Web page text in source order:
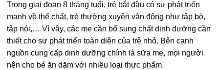
Trong giai đoạn 8 tháng tuổi, trẻ bắt đầu có sự phát triển
mạnh về thể chất, trẻ thường xuyên vận động như tập bò,
tập nói,… Vì vậy, các mẹ cần bổ sung chất dinh dưỡng cần
thiết cho sự phát triển toàn diện của trẻ nhỏ. Bên cạnh
nguồn cung cấp dinh dưỡng chính là sữa mẹ, mọi người
nên cho bé ăn dặm với nhiều loại thực phẩm.